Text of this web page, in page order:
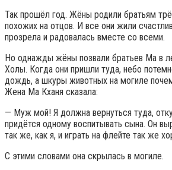
Так прошёл год. Жёны родили братьям
похожих на отцов. И все они жили
прозрела и радовалась вместе со всеми.
Но однажды жёны позвали братьев Ма в
Холы. Когда они пришли туда, небо
дождь, а шкуры животных на могиле
Жена Ма Кханя сказала:
— Муж мой! Я должна вернуться туда,
придётся одному воспитывать сына. Он
так же, как я, и играть на флейте так же
С этими словами она скрылась в могиле.